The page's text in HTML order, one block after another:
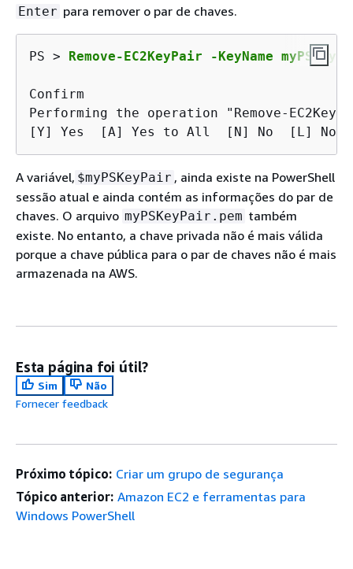
Enter para remover o par de chaves.
PS > Remove-EC2KeyPair -KeyName
Confirm
Performing the operation "Remove-
[Y] Yes  [A] Yes to All  [N] No  [L] No
A variável, $myPSKeyPair , ainda existe na PowerShell
sessão atual e ainda contém as informações do par de
chaves. O arquivo myPSKeyPair.pem também
existe. No entanto, a chave privada não é mais válida
porque a chave pública para o par de chaves não é mais
armazenada na AWS.
Esta página foi útil?
Sim
Não
Fornecer feedback
Próximo tópico: Criar um grupo de segurança
Tópico anterior: Amazon EC2 e ferramentas para
Windows PowerShell